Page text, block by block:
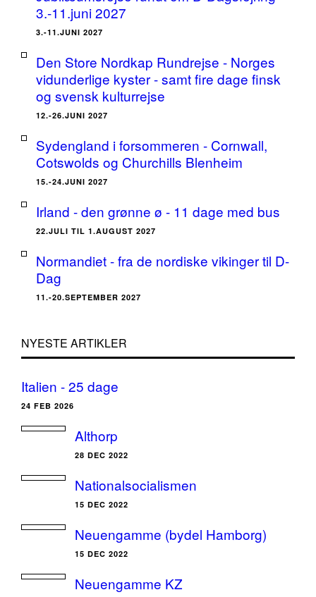
3.-11.juni 2027
3.-11.JUNI 2027
Den Store Nordkap Rundrejse - Norges
vidunderlige kyster - samt fire dage finsk
og svensk kulturrejse
12.-26.JUNI 2027
Sydengland i forsommeren - Cornwall,
Cotswolds og Churchills Blenheim
15.-24.JUNI 2027
Irland - den grønne ø - 11 dage med bus
22.JULI TIL 1.AUGUST 2027
Normandiet - fra de nordiske vikinger til D-
Dag
11.-20.SEPTEMBER 2027
NYESTE ARTIKLER
Italien - 25 dage
24 FEB 2026
Althorp
28 DEC 2022
Nationalsocialismen
15 DEC 2022
Neuengamme (bydel Hamborg)
15 DEC 2022
Neuengamme KZ